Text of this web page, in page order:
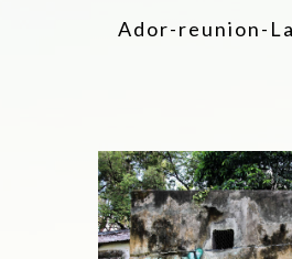
Ador-reunion-